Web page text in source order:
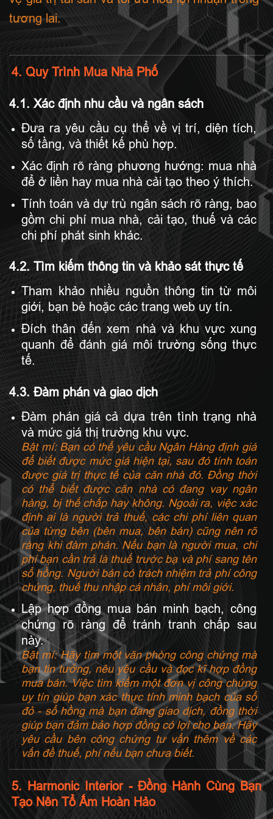
tương lai.
4. Quy Trình Mua Nhà Phố
4.1. Xác định nhu cầu và ngân sách
Đưa ra yêu cầu cụ thể về vị trí, diện tích,
số tầng, và thiết kế phù hợp.
Xác định rõ ràng phương hướng: mua nhà
để ở liền hay mua nhà cải tạo theo ý thích.
Tính toán và dự trù ngân sách rõ ràng, bao
gồm chi phí mua nhà, cải tạo, thuế và các
chi phí phát sinh khác.
4.2. Tìm kiếm thông tin và khảo sát thực tế
Tham khảo nhiều nguồn thông tin từ môi
giới, bạn bè hoặc các trang web uy tín.
Đích thân đến xem nhà và khu vực xung
quanh để đánh giá môi trường sống thực
tế.
4.3. Đàm phán và giao dịch
Đàm phán giá cả dựa trên tình trạng nhà
và mức giá thị trường khu vực.
Bật mí: Bạn có thể yêu cầu Ngân Hàng định giá
để biết được mức giá hiện tại, sau đó tính toán
được giá trị thực tế của căn nhà đó. Đồng thời
có thể biết được căn nhà có đang vay ngân
hàng, bị thế chấp hay không. Ngoài ra, việc xác
định ai là người trả thuế, các chi phí liên quan
của từng bên (bên mua, bên bán) cũng nên rõ
ràng khi đàm phán. Nếu bạn là người mua, chi
phí bạn cần trả là thuế trước bạ và phí sang tên
sổ hồng. Người bán có trách nhiệm trả phí công
chứng, thuế thu nhập cá nhân, phí môi giới.
Lập hợp đồng mua bán minh bạch, công
chứng rõ ràng để tránh tranh chấp sau
này.
Bật mí: Hãy tìm một văn phòng công chứng mà
bạn tin tưởng, nêu yêu cầu và đọc kĩ hợp đồng
mua bán. Việc tìm kiếm một đơn vị công chứng
uy tín giúp bạn xác thực tính minh bạch của sổ
đỏ - sổ hồng mà bạn đang giao dịch, đồng thời
giúp bạn đảm bảo hợp đồng có lợi cho bạn. Hãy
yêu cầu bên công chứng tư vấn thêm về các
vấn đề thuế, phí nếu bạn chưa biết.
5. Harmonic Interior - Đồng Hành Cùng Bạn
Tạo Nên Tổ Ấm Hoàn Hảo